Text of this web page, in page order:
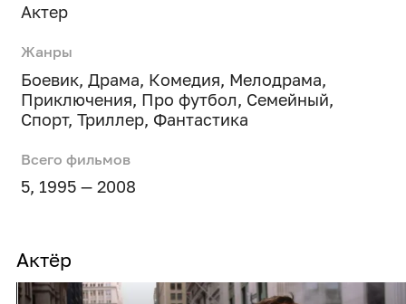
Актер
Жанры
Боевик, Драма, Комедия, Мелодрама,
Приключения, Про футбол, Семейный,
Спорт, Триллер, Фантастика
Всего фильмов
5, 1995 — 2008
Актёр